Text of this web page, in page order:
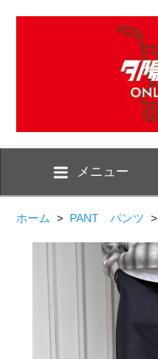
メニュー
ホーム > PANT パンツ >